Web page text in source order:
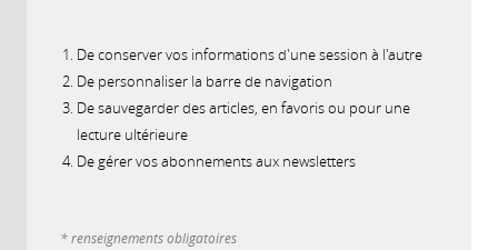
De conserver vos informations d'une session à l'autre
De personnaliser la barre de navigation
De sauvegarder des articles, en favoris ou pour une
lecture ultérieure
De gérer vos abonnements aux newsletters
* renseignements obligatoires